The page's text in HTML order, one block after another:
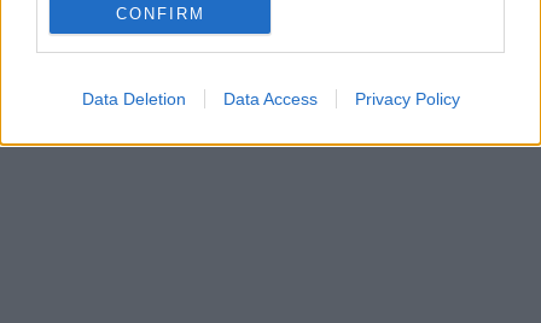
CONFIRM
Data Deletion Data Access Privacy Policy